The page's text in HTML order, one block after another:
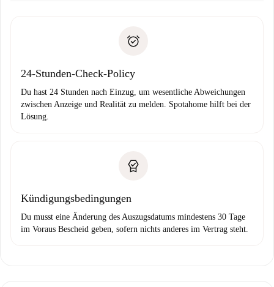
24-Stunden-Check-Policy
Du hast 24 Stunden nach Einzug, um wesentliche Abweichungen
zwischen Anzeige und Realität zu melden. Spotahome hilft bei der
Lösung.
Kündigungsbedingungen
Du musst eine Änderung des Auszugsdatums mindestens 30 Tage
im Voraus Bescheid geben, sofern nichts anderes im Vertrag steht.